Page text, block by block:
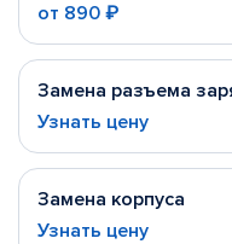
от 890 ₽
Замена разъема
Узнать цену
Замена корпуса
Узнать цену